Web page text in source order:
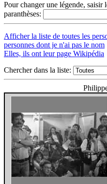
Pour changer une légende, saisir
paranthèses:
Afficher la liste de toutes les
personnes dont je n'ai pas le nom
Elles, ils ont leur page Wikipédia
Chercher dans la liste: